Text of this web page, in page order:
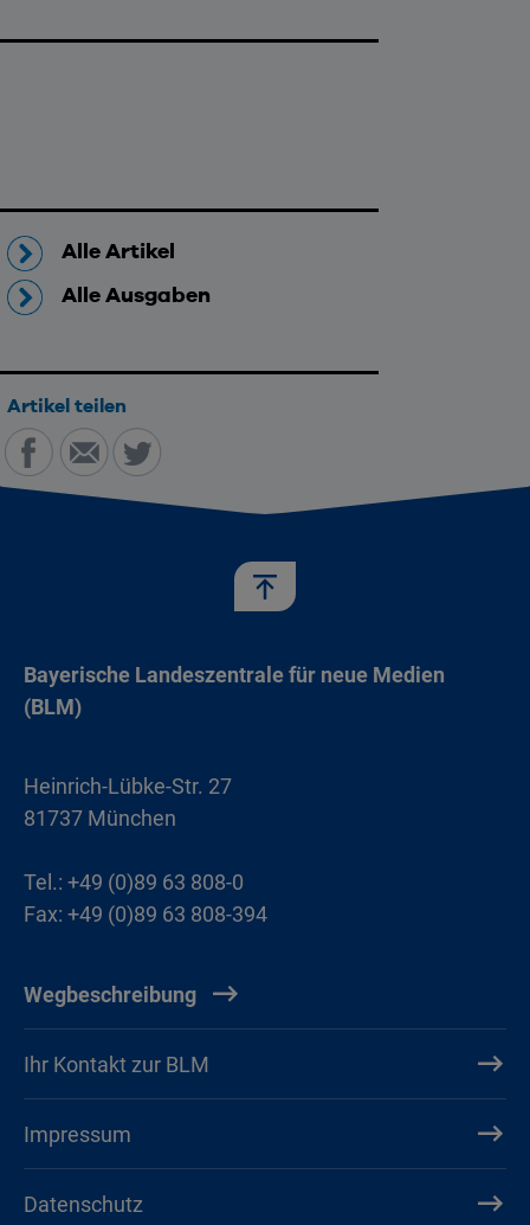
Alle Artikel
Alle Ausgaben
Artikel teilen
Teilen auf Facebook
Per E-Mail teilen
Teilen auf Twitter
Bayerische Landeszentrale für neue Medien
(BLM)
Heinrich-Lübke-Str. 27
81737 München
Tel.: +49 (0)89 63 808-0
Fax: +49 (0)89 63 808-394
Wegbeschreibung
Ihr Kontakt zur BLM
Impressum
Datenschutz